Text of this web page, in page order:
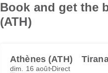
Book and get the
(ATH)
Athènes (ATH)
dim. 16 aoûtDirect